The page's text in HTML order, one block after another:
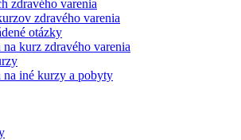
zdravého varenia
zdravého varenia
otázky
na kurz zdravého varenia
na iné kurzy a pobyty